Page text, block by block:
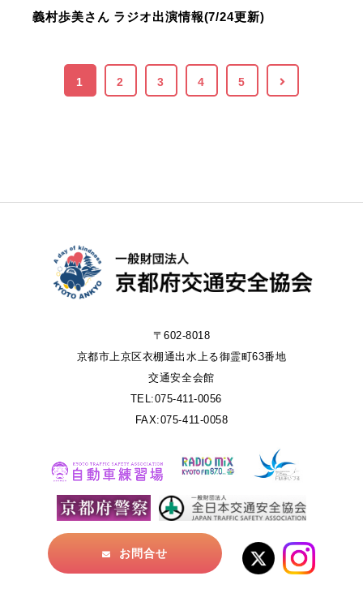
義村歩美さん ラジオ出演情報(7/24更新)
1 2 3 4 5
〒602-8018
京都市上京区衣棚通出水上る御霊町63番地
交通安全会館
TEL:075-411-0056
FAX:075-411-0058
お問合せ